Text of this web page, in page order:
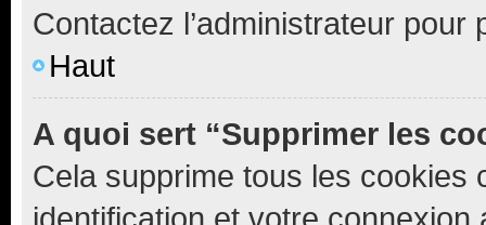
Contactez l’administrateur
Haut
A quoi sert “Supprimer les
Cela supprime tous les cookies